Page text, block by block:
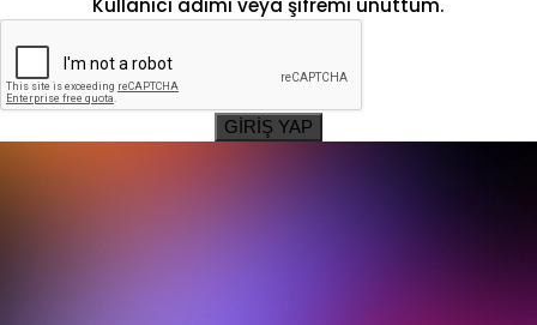
Kullanıcı adımı veya şifremi unuttum.
GİRİŞ YAP